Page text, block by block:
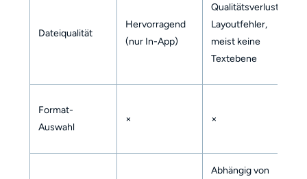
Dateiqualität
Hervorragend
(nur In-App)
Qualitätsverlust,
Layoutfehler,
meist keine
Textebene
Format-
Auswahl
× ×
Abhängig von